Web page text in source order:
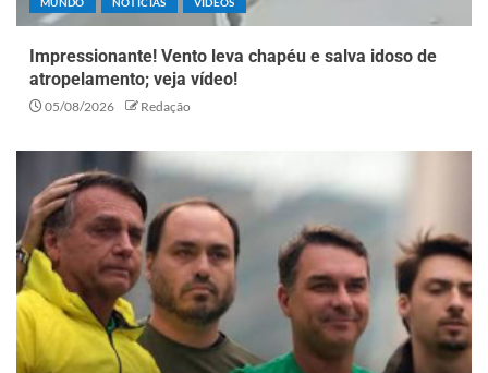
Impressionante! Vento leva chapéu e salva idoso de
atropelamento; veja vídeo!
05/08/2026 Redação